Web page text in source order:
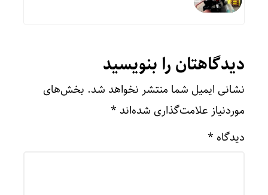
دیدگاهتان را بنویسید
نشانی ایمیل شما منتشر نخواهد شد. بخش‌های
موردنیاز علامت‌گذاری شده‌اند *
دیدگاه *